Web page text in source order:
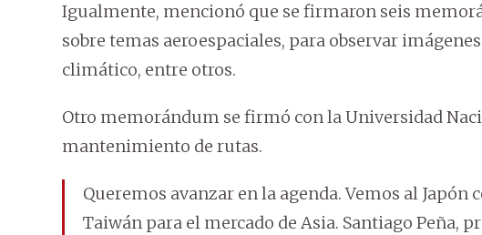
Igualmente, mencionó que se firmaron seis
sobre temas aeroespaciales, para observar
climático, entre otros.
Otro memorándum se firmó con la Universidad
mantenimiento de rutas.
Queremos avanzar en la agenda. Vemos al
Taiwán para el mercado de Asia. Santiago Peña,